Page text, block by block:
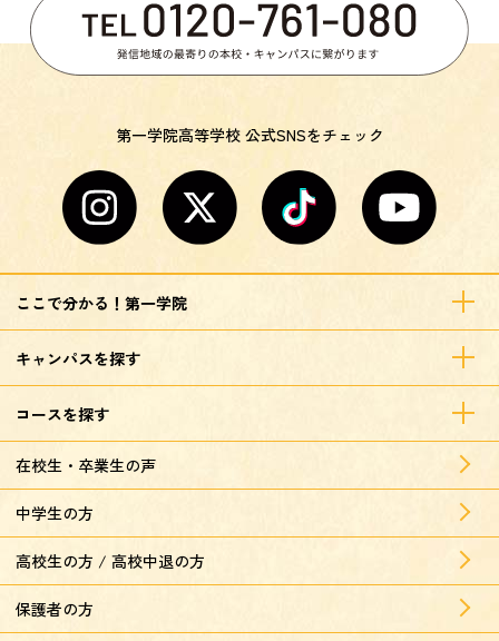
第一学院高等学校 公式SNSをチェック
ここで分かる！第一学院
キャンパスを探す
コースを探す
在校生・卒業生の声
中学生の方
高校生の方 / 高校中退の方
保護者の方